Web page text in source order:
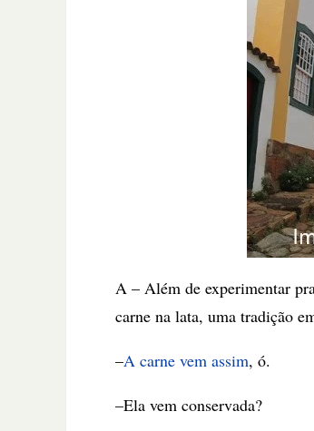
A – Além de experimentar
carne na lata, uma tradição
–A carne vem assim, ó.
–Ela vem conservada?